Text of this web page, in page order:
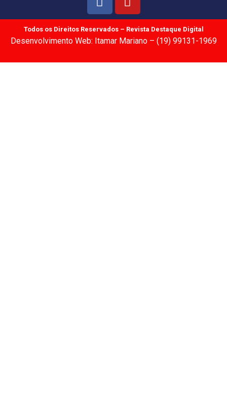
Todos os Direitos Reservados – Revista Destaque Digital
Desenvolvimento Web: Itamar Mariano – (19) 99131-1969